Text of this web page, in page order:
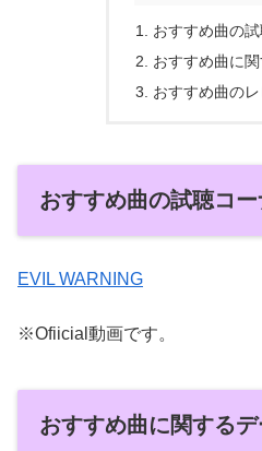
おすすめ曲の
おすすめ曲に
おすすめ曲の
おすすめ曲の試聴コー
EVIL WARNING
※Ofiicial動画です。
おすすめ曲に関する